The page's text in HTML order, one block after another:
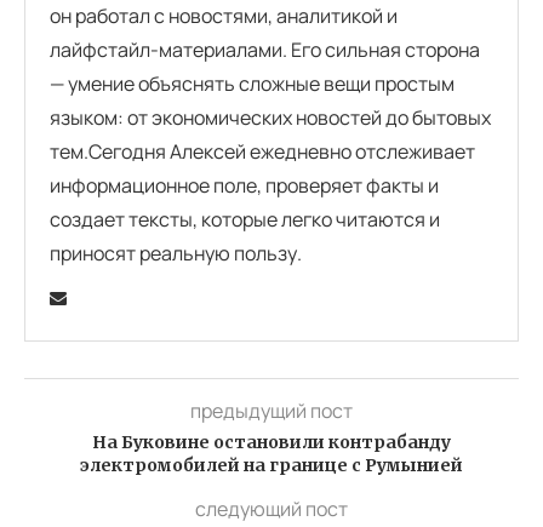
он работал с новостями, аналитикой и
лайфстайл-материалами. Его сильная сторона
— умение объяснять сложные вещи простым
языком: от экономических новостей до бытовых
тем.Сегодня Алексей ежедневно отслеживает
информационное поле, проверяет факты и
создает тексты, которые легко читаются и
приносят реальную пользу.
предыдущий пост
На Буковине остановили контрабанду
электромобилей на границе с Румынией
следующий пост